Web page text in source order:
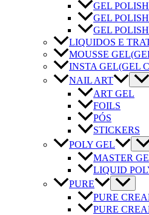
GEL
GEL
GEL
LIQUIDOS E
MOUSSE GEL
INSTA GEL(GEL
NAIL ART
ART GEL
FOILS
PÓS
STICKERS
POLY GEL
MASTER
LIQUID
PURE
PURE
PURE